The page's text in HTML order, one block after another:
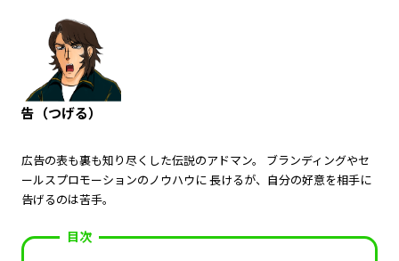
告（つげる）
広告の表も裏も知り尽くした伝説のアドマン。 ブランディングやセ
ールスプロモーションのノウハウに 長けるが、自分の好意を相手に
告げるのは苦手。
目次